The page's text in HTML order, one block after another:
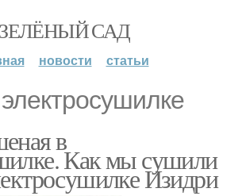
ЗЕЛЁНЫЙ САД
новости статьи
в
Как мы сушили
Изидри